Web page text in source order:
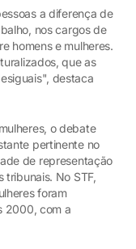
a diferença de
nos cargos de
homens e mulheres.
que as
destaca
o debate
pertinente no
de representação
tribunais. No STF,
foram
2000, com a